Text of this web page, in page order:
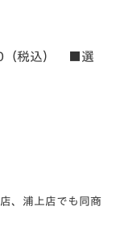
（税込） ■選
、浦上店でも同商